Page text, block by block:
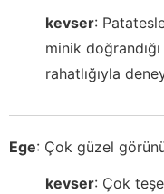
kevser:
minik
rahatlığıyla
Ege: Çok güzel
kevser: Çok